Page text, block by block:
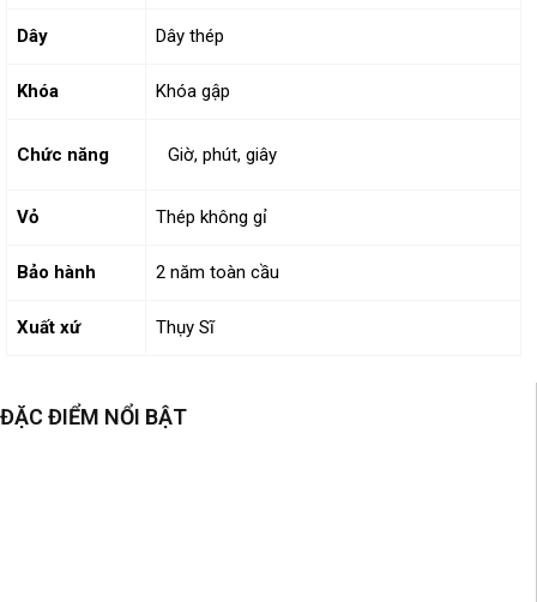
ĐẶC ĐIỂM NỔI BẬT
Dây Dây thép
Khóa Khóa gập
Chức năng Giờ, phút, giây
Vỏ Thép không gỉ
Bảo hành 2 năm toàn cầu
Xuất xứ Thụy Sĩ